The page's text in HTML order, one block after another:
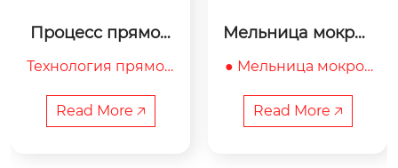
Процесс прямой
Технология прямой
Процесс прямой ус
тановки заключаетс
Read More 🡥
Мельница мокрог
● Мельница мокрог
наиболее универса
льной и наиболее п
Read More 🡥